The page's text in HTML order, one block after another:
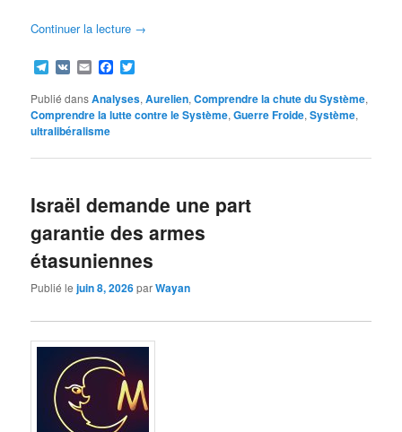
Continuer la lecture →
Telegram
VK EmailFacebook
Publié dansAnalyses,Aurelien,Comprendre la chute du Système,
Comprendre la lutte contre le Système,Guerre Froide,Système,
ultralibéralisme
Israël demande une part
garantie des armes
étasuniennes
Publié lejuin 8, 2026parWayan